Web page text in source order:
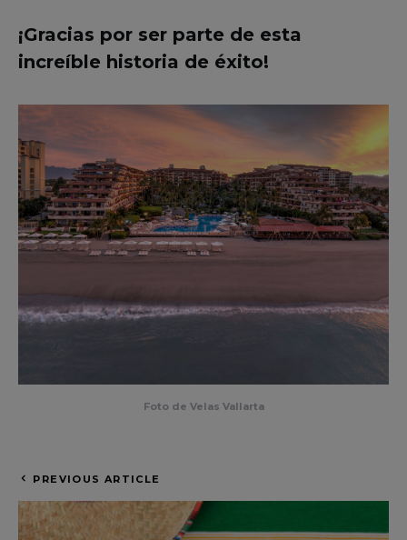
¡Gracias por ser parte de esta
increíble historia de éxito!
Foto de Velas Vallarta
PREVIOUS ARTICLE